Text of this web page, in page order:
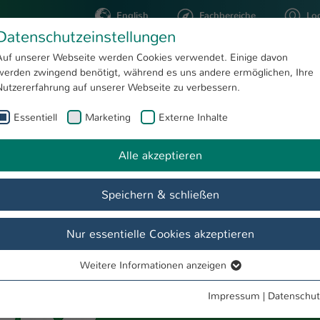
English Fachbereiche
STUDIUM FORSCHUNG
unserer Webseite werden Cookies verwendet. Einige davon
zwingend benötigt, während es uns andere ermöglichen, Ihre
auf unserer Webseite zu verbessern.
Essentiell Marketing Externe Inhalte
Alle akzeptieren
Speichern & schließen
Nur essentielle Cookies akzeptieren
Essentielle Cookies werden für grundlegende Funktionen der
Weitere Informationen anzeigen
Impressum |